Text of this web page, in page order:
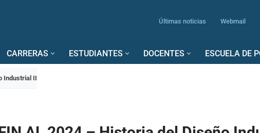
Últimas noticias Webmail
CARRERAS ESTUDIANTES DOCENTES ESCUELA DE
Industrial II